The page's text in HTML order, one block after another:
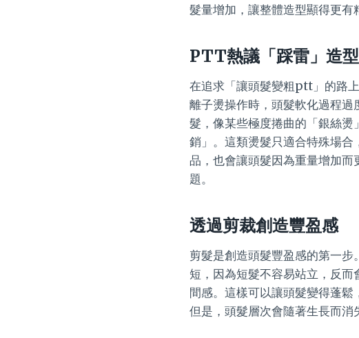
髮量增加，讓整體造型顯得更有
PTT熱議「踩雷」造
在追求「讓頭髮變粗ptt」的路
離子燙操作時，頭髮軟化過程
髮，像某些極度捲曲的「銀絲
銷」。這類燙髮只適合特殊場
品，也會讓頭髮因為重量增加
題。
透過剪裁創造豐盈感
剪髮是創造頭髮豐盈感的第一
短，因為短髮不容易站立，反
間感。這樣可以讓頭髮變得蓬鬆
但是，頭髮層次會隨著生長而消